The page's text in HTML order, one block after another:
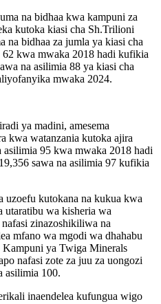
na bidhaa kwa kampuni za
kutoka kiasi cha Sh.Trilioni
na bidhaa za jumla ya kiasi cha
kwa mwaka 2018 hadi kufikia
na asilimia 88 ya kiasi cha
mwaka 2024.
ya madini, amesema
kwa watanzania kutoka ajira
95 kwa mwaka 2018 hadi
sawa na asilimia 97 kufikia
uzoefu kutokana na kukua kwa
utaratibu wa kisheria wa
zinazoshikiliwa na
mfano wa mgodi wa dhahabu
ya Twiga Minerals
nafasi zote za juu za uongozi
asilimia 100.
inaendelea kufungua wigo